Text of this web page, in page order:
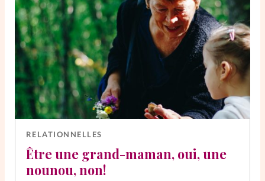
RELATIONNELLES
Être une grand-maman, oui, une
nounou, non!